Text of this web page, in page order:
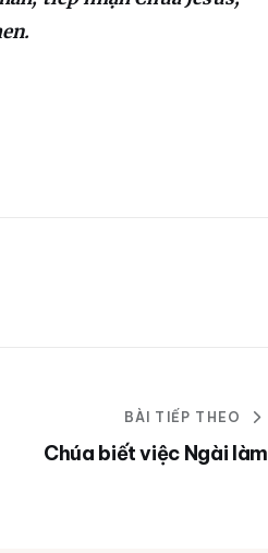
BÀI TIẾP THEO
Chúa biết việc Ngài làm